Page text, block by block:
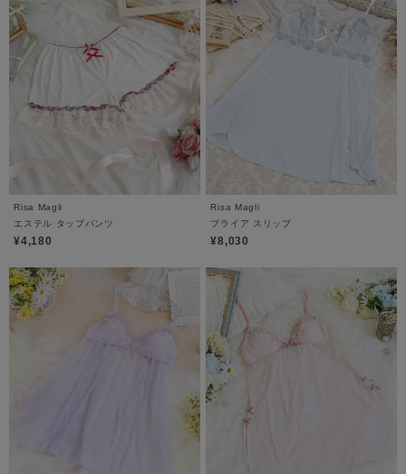
Risa Magli
エステル タップパンツ
¥4,180
Risa Magli
ブライア スリップ
¥8,030